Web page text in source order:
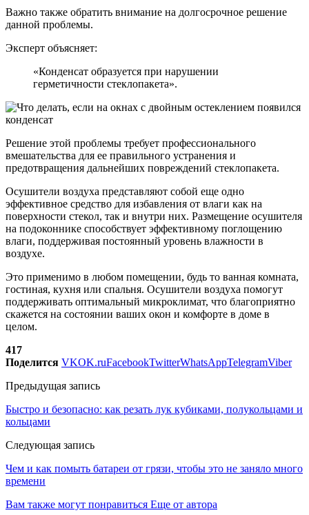
Важно также обратить внимание на долгосрочное решение
данной проблемы.
Эксперт объясняет:
«Конденсат образуется при нарушении
герметичности стеклопакета».
Решение этой проблемы требует профессионального
вмешательства для ее правильного устранения и
предотвращения дальнейших повреждений стеклопакета.
Осушители воздуха представляют собой еще одно
эффективное средство для избавления от влаги как на
поверхности стекол, так и внутри них. Размещение осушителя
на подоконнике способствует эффективному поглощению
влаги, поддерживая постоянный уровень влажности в
воздухе.
Это применимо в любом помещении, будь то ванная комната,
гостиная, кухня или спальня. Осушители воздуха помогут
поддерживать оптимальный микроклимат, что благоприятно
скажется на состоянии ваших окон и комфорте в доме в
целом.
417
Поделится VKOK.ruFacebookTwitterWhatsAppTelegramViber
Предыдущая запись
Быстро и безопасно: как резать лук кубиками, полукольцами и
кольцами
Следующая запись
Чем и как помыть батареи от грязи, чтобы это не заняло много
времени
Вам также могут понравиться Еще от автора